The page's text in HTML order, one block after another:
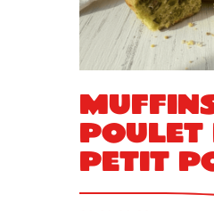
poulet
petit